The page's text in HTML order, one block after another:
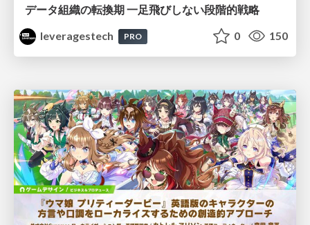
データ組織の転換期 一足飛びしない段階的戦略
leveragestech
PRO 0 150